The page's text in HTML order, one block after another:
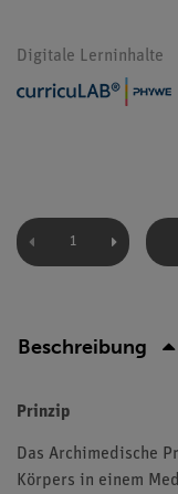
Digitale Lerninhalte
Beschreibung
Prinzip
Das Archimedische
Körpers in einem